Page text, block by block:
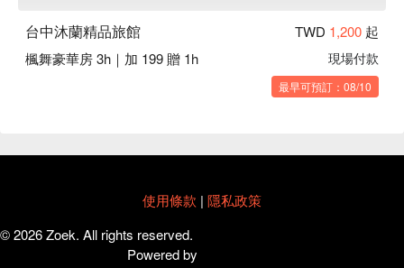
台中沐蘭精品旅館 TWD 1,200 起
楓舞豪華房 3h｜加 199 贈 1h
現場付款
最早可預訂：08/10
使用條款 | 隱私政策
© 2026 Zoek. All rights reserved.
Powered by